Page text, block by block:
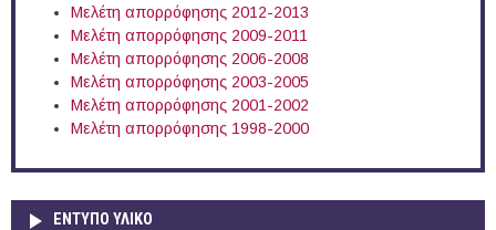
Μελέτη απορρόφησης 2012-2013
Μελέτη απορρόφησης 2009-2011
Μελέτη απορρόφησης 2006-2008
Μελέτη απορρόφησης 2003-2005
Μελέτη απορρόφησης 2001-2002
Μελέτη απορρόφησης 1998-2000
ΕΝΤΥΠΟ ΥΛΙΚΟ